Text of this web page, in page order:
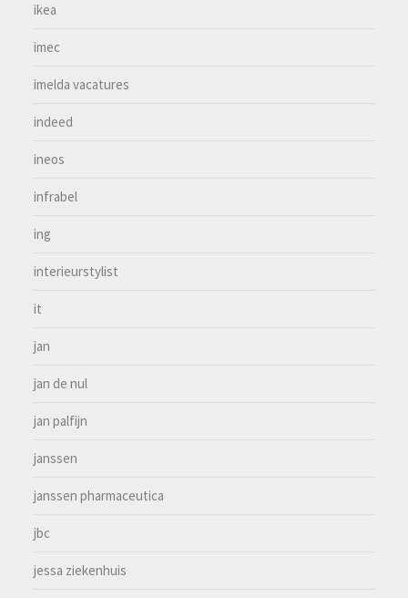
ikea
imec
imelda vacatures
indeed
ineos
infrabel
ing
interieurstylist
it
jan
jan de nul
jan palfijn
janssen
janssen pharmaceutica
jbc
jessa ziekenhuis